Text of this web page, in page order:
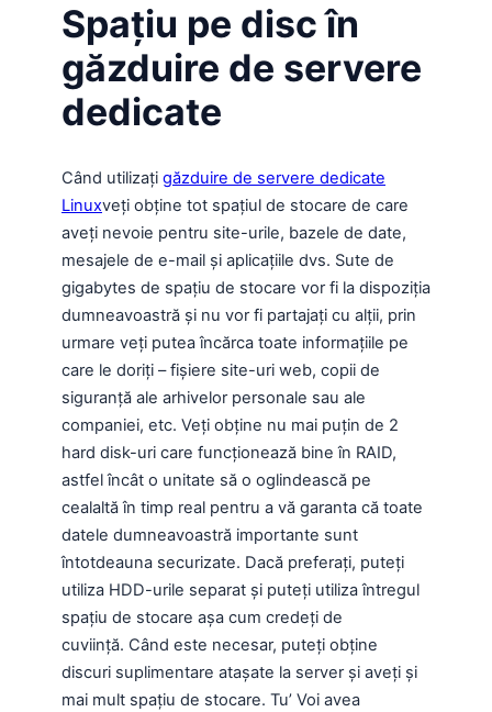
Spațiu pe disc în
găzduire de servere
dedicate
Când utilizați găzduire de servere dedicate
Linuxveți obține tot spațiul de stocare de care
aveți nevoie pentru site-urile, bazele de date,
mesajele de e-mail și aplicațiile dvs. Sute de
gigabytes de spațiu de stocare vor fi la dispoziția
dumneavoastră și nu vor fi partajați cu alții, prin
urmare veți putea încărca toate informațiile pe
care le doriți – fișiere site-uri web, copii de
siguranță ale arhivelor personale sau ale
companiei, etc. Veți obține nu mai puțin de 2
hard disk-uri care funcționează bine în RAID,
astfel încât o unitate să o oglindească pe
cealaltă în timp real pentru a vă garanta că toate
datele dumneavoastră importante sunt
întotdeauna securizate. Dacă preferați, puteți
utiliza HDD-urile separat și puteți utiliza întregul
spațiu de stocare așa cum credeți de
cuviință. Când este necesar, puteți obține
discuri suplimentare atașate la server și aveți și
mai mult spațiu de stocare. Tu’ Voi avea